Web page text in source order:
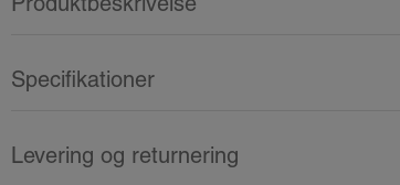
Specifikationer
Levering og returnering